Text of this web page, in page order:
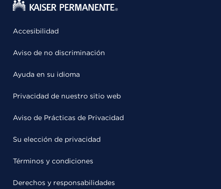
Accesibilidad
Aviso de no discriminación
Ayuda en su idioma
Privacidad de nuestro sitio web
Aviso de Prácticas de Privacidad
Su elección de privacidad
Términos y condiciones
Derechos y responsabilidades